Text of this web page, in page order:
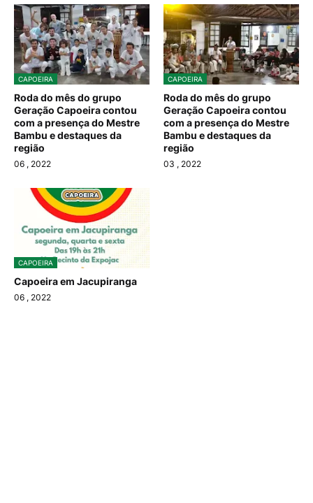
CAPOEIRA
Roda do mês do grupo
Geração Capoeira contou
com a presença do Mestre
Bambu e destaques da
região
06 , 2022
CAPOEIRA
Roda do mês do grupo
Geração Capoeira contou
com a presença do Mestre
Bambu e destaques da
região
03 , 2022
CAPOEIRA
Capoeira em Jacupiranga
06 , 2022